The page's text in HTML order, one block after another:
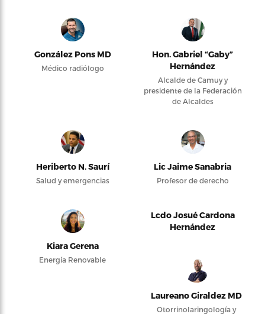
González Pons MD
Médico radiólogo
Hon. Gabriel “Gaby”
Hernández
Alcalde de Camuy y
presidente de la Federación
de Alcaldes
Heriberto N. Saurí
Salud y emergencias
Lic Jaime Sanabria
Profesor de derecho
Kiara Gerena
Energía Renovable
Lcdo Josué Cardona
Hernández
Laureano Giraldez MD
Otorrinolaringología y